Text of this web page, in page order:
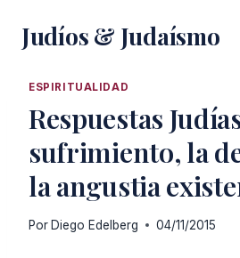
Judíos & Judaísmo
ESPIRITUALIDAD
Respuestas
sufrimiento, la
la angustia
Por Diego Edelberg 04/11/2015